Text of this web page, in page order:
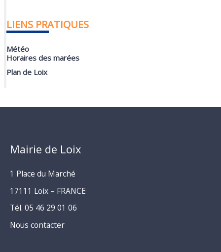
LIENS PRATIQUES
Météo
Horaires des marées
Plan de Loix
Mairie de Loix
1 Place du Marché
17111 Loix – FRANCE
Tél. 05 46 29 01 06
Nous contacter